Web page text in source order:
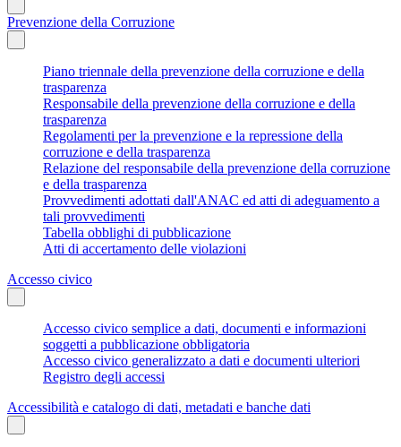
Prevenzione della Corruzione
Piano triennale della prevenzione della corruzione e della
trasparenza
Responsabile della prevenzione della corruzione e della
trasparenza
Regolamenti per la prevenzione e la repressione della
corruzione e della trasparenza
Relazione del responsabile della prevenzione della corruzione
e della trasparenza
Provvedimenti adottati dall'ANAC ed atti di adeguamento a
tali provvedimenti
Tabella obblighi di pubblicazione
Atti di accertamento delle violazioni
Accesso civico
Accesso civico semplice a dati, documenti e informazioni
soggetti a pubblicazione obbligatoria
Accesso civico generalizzato a dati e documenti ulteriori
Registro degli accessi
Accessibilità e catalogo di dati, metadati e banche dati